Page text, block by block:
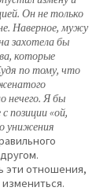
Он не только
Наверное, мужу
захотела бы
которые
по тому, что
нечего. Я бы
позиции «ой,
унижения
эти отношения,